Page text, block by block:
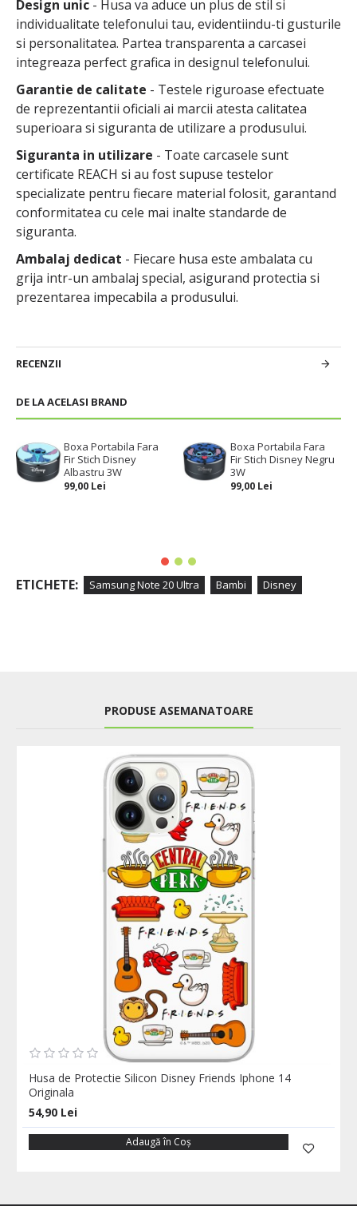
DE LA ACELASI BRAND
Boxa Portabila Fara
Fir Stich Disney
Albastru 3W
99,00 Lei
Boxa Portabila Fara
Fir Stich Disney Negru
3W
99,00 Lei
Design unic - Husa va aduce un plus de stil si
individualitate telefonului tau, evidentiindu-ti gusturile
si personalitatea. Partea transparenta a carcasei
integreaza perfect grafica in designul telefonului.
Garantie de calitate - Testele riguroase efectuate
de reprezentantii oficiali ai marcii atesta calitatea
superioara si siguranta de utilizare a produsului.
Siguranta in utilizare - Toate carcasele sunt
certificate REACH si au fost supuse testelor
specializate pentru fiecare material folosit, garantand
conformitatea cu cele mai inalte standarde de
siguranta.
Ambalaj dedicat - Fiecare husa este ambalata cu
grija intr-un ambalaj special, asigurand protectia si
prezentarea impecabila a produsului.
RECENZII
ETICHETE: Samsung Note 20 Ultra Bambi Disney
PRODUSE ASEMANATOARE
Husa de Protectie Silicon Disney Friends Iphone 14
Originala
54,90 Lei
Adaugă în Coş